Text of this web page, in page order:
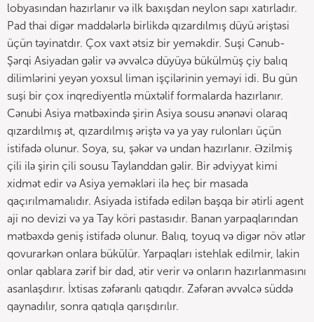
lobyasından hazırlanır və ilk baxışdan neylon sapı xatırladır.
Pad thai digər maddələrlə birlikdə qızardılmış düyü əriştəsi
üçün təyinatdır. Çox vaxt ətsiz bir yeməkdir. Suşi Cənub-
Şərqi Asiyadan gəlir və əvvəlcə düyüyə bükülmüş çiy balıq
dilimlərini yeyən yoxsul liman işçilərinin yeməyi idi. Bu gün
suşi bir çox inqrediyentlə müxtəlif formalarda hazırlanır.
Cənubi Asiya mətbəxində şirin Asiya sousu ənənəvi olaraq
qızardılmış ət, qızardılmış əriştə və ya yay rulonları üçün
istifadə olunur. Soya, su, şəkər və undan hazırlanır. Əzilmiş
çili ilə şirin çili sousu Taylanddan gəlir. Bir ədviyyat kimi
xidmət edir və Asiya yeməkləri ilə heç bir masada
qaçırılmamalıdır. Asiyada istifadə edilən başqa bir ətirli agent
aji no devizi və ya Tay köri pastasıdır. Banan yarpaqlarından
mətbəxdə geniş istifadə olunur. Balıq, toyuq və digər növ ətlər
qovurarkən onlara bükülür. Yarpaqları istehlak edilmir, lakin
onlar qablara zərif bir dad, ətir verir və onların hazırlanmasını
asanlaşdırır. İxtisas zəfəranlı qatıqdır. Zəfəran əvvəlcə süddə
qaynadılır, sonra qatıqla qarışdırılır.